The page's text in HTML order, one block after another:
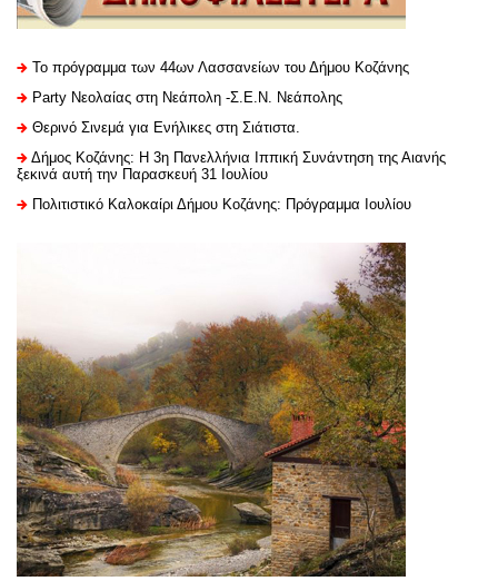
Το πρόγραμμα των 44ων Λασσανείων του Δήμου Κοζάνης
Party Νεολαίας στη Νεάπολη -Σ.Ε.Ν. Νεάπολης
Θερινό Σινεμά για Ενήλικες στη Σιάτιστα.
Δήμος Κοζάνης: Η 3η Πανελλήνια Ιππική Συνάντηση της Αιανής
ξεκινά αυτή την Παρασκευή 31 Ιουλίου
Πολιτιστικό Καλοκαίρι Δήμου Κοζάνης: Πρόγραμμα Ιουλίου